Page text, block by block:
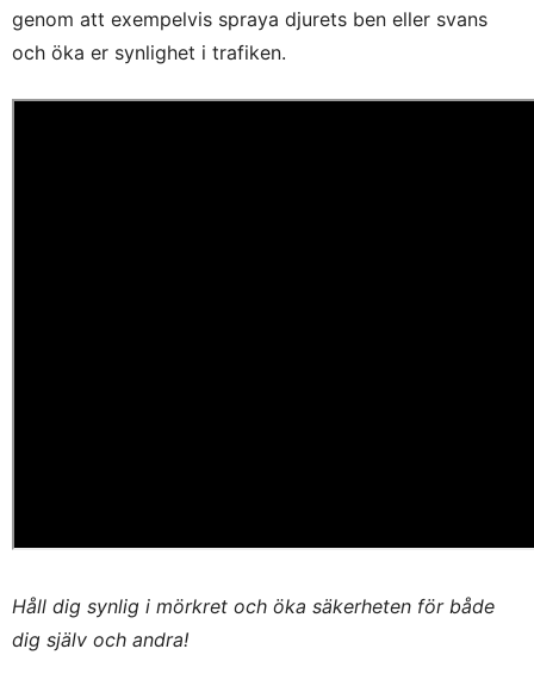
genom att exempelvis spraya djurets ben eller svans
och öka er synlighet i trafiken.
Håll dig synlig i mörkret och öka säkerheten för både
dig själv och andra!